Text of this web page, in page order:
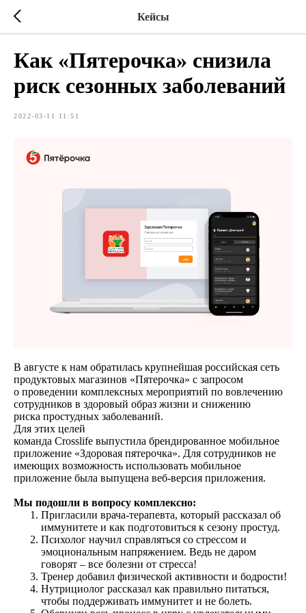
Кейсы
Как «Пятерочка» снизила
риск сезонных заболеваний
2022-03-11 11:51
В августе к нам обратилась крупнейшая российская сеть
продуктовых магазинов «Пятерочка» с запросом
о проведении комплексных мероприятий по вовлечению
сотрудников в здоровый образ жизни и снижению
риска простудных заболеваний.
Для этих целей
команда Crosslife выпустила брендированное мобильное
приложение «Здоровая пятерочка». Для сотрудников не
имеющих возможность использовать мобильное
приложение была выпущена веб-версия приложения.
Мы подошли в вопросу комплексно:
Пригласили врача-терапевта, который рассказал об
иммунитете и как подготовиться к сезону простуд.
Психолог научил справляться со стрессом и
эмоциональным напряжением. Ведь не даром
говорят – все болезни от стресса!
Тренер добавил физической активности и бодрости!
Нутрициолог рассказал как правильно питаться,
чтобы поддерживать иммунитет и не болеть.